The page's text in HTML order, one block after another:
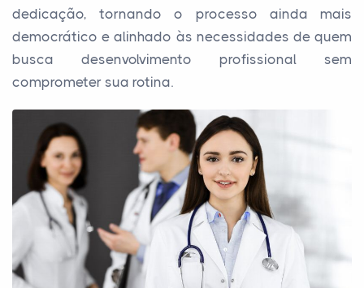
dedicação, tornando o processo ainda mais
democrático e alinhado às necessidades de quem
busca desenvolvimento profissional sem
comprometer sua rotina.